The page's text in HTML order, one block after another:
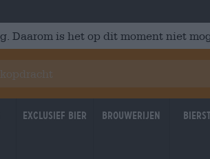
Daarom is het op dit moment niet
Exclusief Bier Brouwerijen